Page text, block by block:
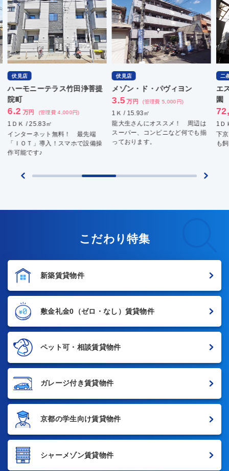
伏見店
ハーモニーテラス竹田浄菩提
院町
6.2 万円 (管理費 4,000円)
1ＤＫ / 25.83㎡
インターネット無料！ 最先端
「ＩＯＴ」導入！スマホで設備操
作可能です♪
伏見店
メゾン・ド・パヴィヨン
3.5 万円 (管理費 5,000円)
1Ｋ / 15.93㎡
龍大生さんにオススメ！ 周辺は
スーパー、コンビニなど何でも揃
っております。
二
エ
園
1Ｄ
下
も
こだわり特集
新築賃貸物件
敷金礼金0 （ゼロ・なし）賃貸物件
ペット可・相談賃貸物件
ガレージ付き賃貸物件
京都の学生向け賃貸物件
シャーメゾン賃貸物件